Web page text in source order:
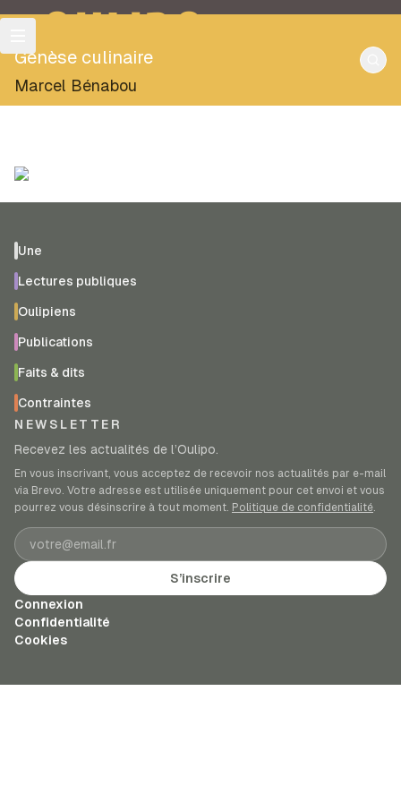
OULIPO
Genèse culinaire
Marcel Bénabou
Une
Lectures publiques
Oulipiens
Publications
Faits & dits
Contraintes
NEWSLETTER
Recevez les actualités de l’Oulipo.
En vous inscrivant, vous acceptez de recevoir nos actualités par e-mail
via Brevo. Votre adresse est utilisée uniquement pour cet envoi et vous
pourrez vous désinscrire à tout moment. Politique de confidentialité.
Adresse e-mail
S’inscrire
Connexion
Confidentialité
Cookies